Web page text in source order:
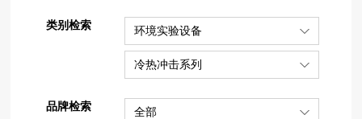
类别检索 环境实验设备
冷热冲击系列
品牌检索 全部